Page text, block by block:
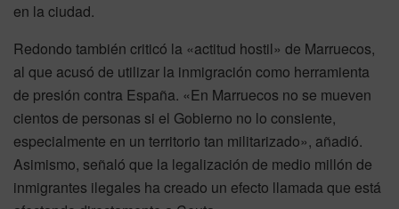
en la ciudad.
Redondo también criticó la «actitud hostil» de Marruecos,
al que acusó de utilizar la inmigración como herramienta
de presión contra España. «En Marruecos no se mueven
cientos de personas si el Gobierno no lo consiente,
especialmente en un territorio tan militarizado», añadió.
Asimismo, señaló que la legalización de medio millón de
inmigrantes ilegales ha creado un efecto llamada que está